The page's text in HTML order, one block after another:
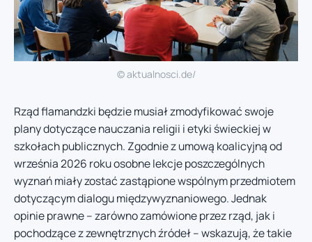
© aktualnosci.de/
Rząd flamandzki będzie musiał zmodyfikować swoje
plany dotyczące nauczania religii i etyki świeckiej w
szkołach publicznych. Zgodnie z umową koalicyjną od
września 2026 roku osobne lekcje poszczególnych
wyznań miały zostać zastąpione wspólnym przedmiotem
dotyczącym dialogu międzywyznaniowego. Jednak
opinie prawne – zarówno zamówione przez rząd, jak i
pochodzące z zewnętrznych źródeł – wskazują, że takie